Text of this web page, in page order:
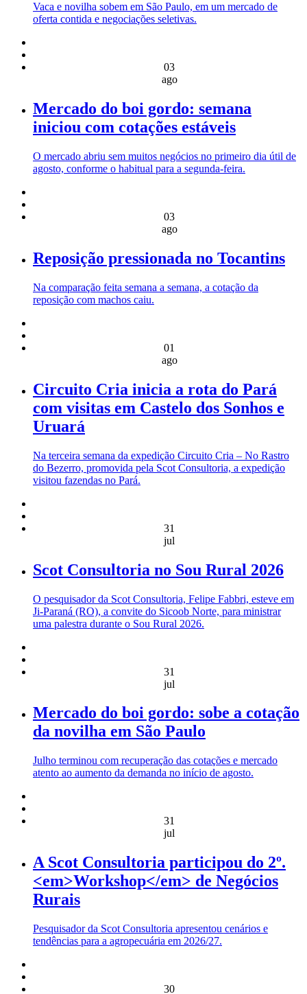
Vaca e novilha sobem em São Paulo, em um mercado de
oferta contida e negociações seletivas.
03
ago
Mercado do boi gordo: semana
iniciou com cotações estáveis
O mercado abriu sem muitos negócios no primeiro dia útil de
agosto, conforme o habitual para a segunda-feira.
03
ago
Reposição pressionada no Tocantins
Na comparação feita semana a semana, a cotação da
reposição com machos caiu.
01
ago
Circuito Cria inicia a rota do Pará
com visitas em Castelo dos Sonhos e
Uruará
Na terceira semana da expedição Circuito Cria – No Rastro
do Bezerro, promovida pela Scot Consultoria, a expedição
visitou fazendas no Pará.
31
jul
Scot Consultoria no Sou Rural 2026
O pesquisador da Scot Consultoria, Felipe Fabbri, esteve em
Ji-Paraná (RO), a convite do Sicoob Norte, para ministrar
uma palestra durante o Sou Rural 2026.
31
jul
Mercado do boi gordo: sobe a cotação
da novilha em São Paulo
Julho terminou com recuperação das cotações e mercado
atento ao aumento da demanda no início de agosto.
31
jul
A Scot Consultoria participou do 2º.
<em>Workshop</em> de Negócios
Rurais
Pesquisador da Scot Consultoria apresentou cenários e
tendências para a agropecuária em 2026/27.
30